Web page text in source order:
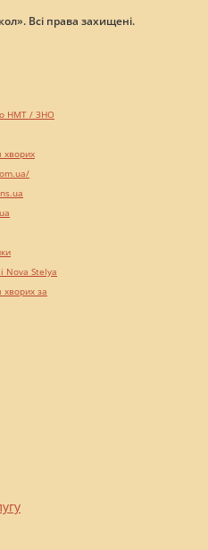
Всі права захищені.
НМТ / ЗНО
хворих
Nova Stelya
хворих за